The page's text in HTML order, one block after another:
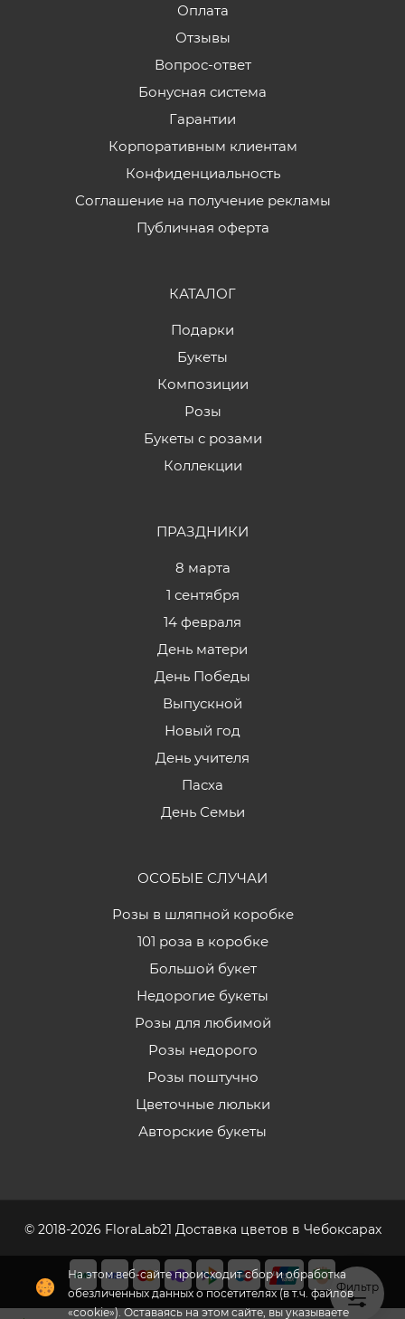
Оплата
Отзывы
Вопрос-ответ
Бонусная система
Гарантии
Корпоративным клиентам
Конфиденциальность
Соглашение на получение рекламы
Публичная оферта
КАТАЛОГ
Подарки
Букеты
Композиции
Розы
Букеты с розами
Коллекции
ПРАЗДНИКИ
8 марта
1 сентября
14 февраля
День матери
День Победы
Выпускной
Новый год
День учителя
Пасха
День Семьи
ОСОБЫЕ СЛУЧАИ
Розы в шляпной коробке
101 роза в коробке
Большой букет
Недорогие букеты
Розы для любимой
Розы недорого
Розы поштучно
Цветочные люльки
Авторские букеты
© 2018-2026 FloraLab21 Доставка цветов в Чебоксарах
Фильтр